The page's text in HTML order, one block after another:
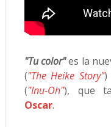
"Tu color"es la
("The Heike Story")
("Inu-Oh"), que
Oscar.